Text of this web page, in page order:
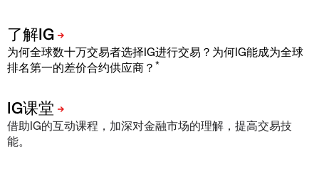
为何全球数十万交易者选择IG进行交易？为何IG能成为全球
排名第一的差价合约供应商？ *
借助IG的互动课程，加深对金融市场的理解，提高交易技
能。